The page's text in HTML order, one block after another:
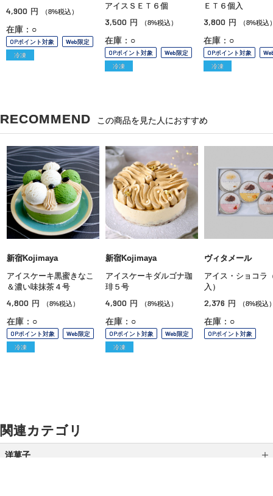
4,900 円 （8%税込）
在庫：○
OPポイント対象
Web限定
冷凍
アイスＳＥＴ６個
3,500 円 （8%税込）
在庫：○
OPポイント対象
Web限定
冷凍
ＥＴ６個入
3,800 円 （8%税込
在庫：○
OPポイント対象
冷凍
RECOMMEND この商品を見た人におすすめ
新宿Kojimaya
アイスケーキ黒蜜きなこ
＆濃い味抹茶４号
4,800 円 （8%税込）
在庫：○
OPポイント対象
Web限定
冷凍
新宿Kojimaya
アイスケーキダルゴナ珈
琲５号
4,900 円 （8%税込）
在庫：○
OPポイント対象
Web限定
冷凍
ヴィタメール
アイス・ショコラ
入）
2,376 円 （8%税込
在庫：○
OPポイント対象
関連カテゴリ
洋菓子